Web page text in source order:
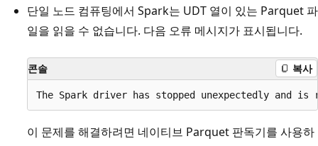
단일 노드 컴퓨팅에서 Spark는 UDT 열이 있는 Parquet 파
일을 읽을 수 없습니다. 다음 오류 메시지가 표시됩니다.
콘솔 복사
이 문제를 해결하려면 네이티브 Parquet 판독기를 사용하